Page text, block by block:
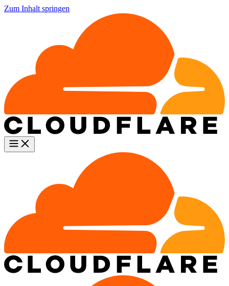
Zum Inhalt springen